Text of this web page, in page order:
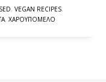
, VEGAN RECIPES,
, ΧΑΡΟΥΠΌΜΕΛΟ